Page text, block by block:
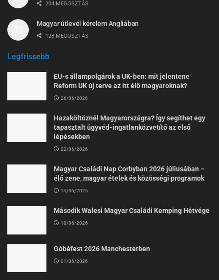
204 MEGOSZTÁS
Magyar útlevél kérelem Angliában
128 MEGOSZTÁS
Legfrissebb
EU-s állampolgárok a UK-ben: mit jelentene
Reform UK új terve az itt élő magyaroknak?
26/06/2026
Hazaköltöznél Magyarországra? Így segíthet egy
tapasztalt ügyvéd-ingatlanközvetítő az első
lépésekben
22/06/2026
Magyar Családi Nap Corbyban 2026 júliusában –
élő zene, magyar ételek és közösségi programok
14/06/2026
Második Walesi Magyar Családi Kemping Hétvége
10/06/2026
Góbéfest 2026 Manchesterben
01/06/2026